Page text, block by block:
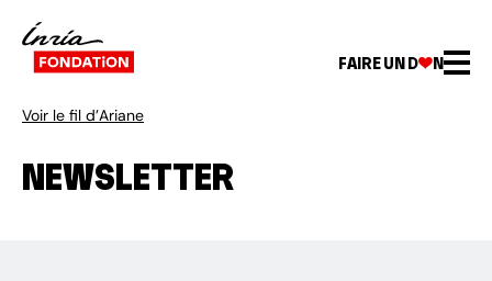
FAIRE UN D N
Voir le fil d’Ariane
NEWSLETTER